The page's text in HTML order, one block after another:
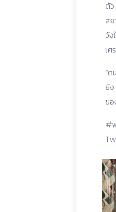
ตัว
สย
วัง
เศ
“ต
ยัง
ขอ
#